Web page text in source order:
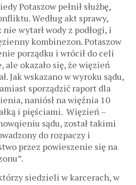
Potaszow pełnił służbę,
Według akt sprawy,
wytarł wody z podłogi, i
kombinezon. Potaszow
porządku i wrócił do celi
ale okazało się, że więzień
Jak wskazano w wyroku sądu,
sporządzić raport dla
naniósł na więźnia 10
i pięściami. Więzień –
sądu, został takimi
do rozpaczy i
przez powieszenie się na
siedzieli w karcerach, w